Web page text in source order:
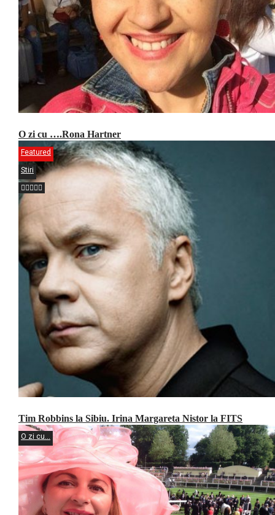
O zi cu ….Rona Hartner
Featured
Stiri
Tim Robbins la Sibiu. Irina Margareta Nistor la FITS
O zi cu...